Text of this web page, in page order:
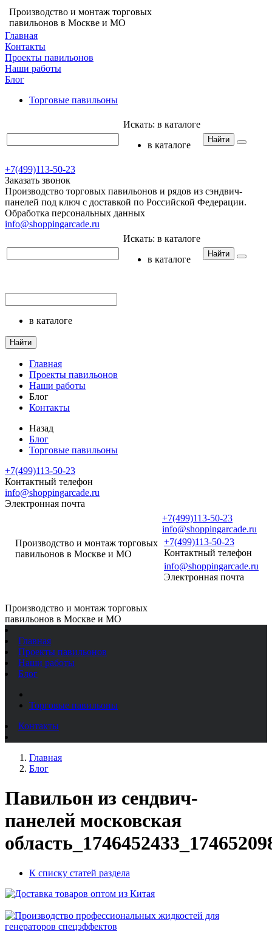
Производство и монтаж торговых
павильонов в Москве и МО
Главная
Контакты
Проекты павильонов
Наши работы
Блог
Торговые павильоны
Искать: в каталоге
в каталоге
Найти
+7(499)113-50-23
Заказать звонок
Производство торговых павильонов и рядов из сэндвич-
панелей под ключ с доставкой по Российской Федерации.
Обработка персональных данных
info@shoppingarcade.ru
Искать: в каталоге
в каталоге
Найти
в каталоге
Найти
Главная
Проекты павильонов
Наши работы
Блог
Контакты
Назад
Блог
Торговые павильоны
+7(499)113-50-23
Контактный телефон
info@shoppingarcade.ru
Электронная почта
Производство и монтаж торговых
павильонов в Москве и МО
+7(499)113-50-23
info@shoppingarcade.ru
+7(499)113-50-23
Контактный телефон
info@shoppingarcade.ru
Электронная почта
Производство и монтаж торговых
павильонов в Москве и МО
Главная
Проекты павильонов
Наши работы
Блог
Торговые павильоны
Контакты
Главная
Блог
Павильон из сендвич-
панелей московская
К списку статей раздела